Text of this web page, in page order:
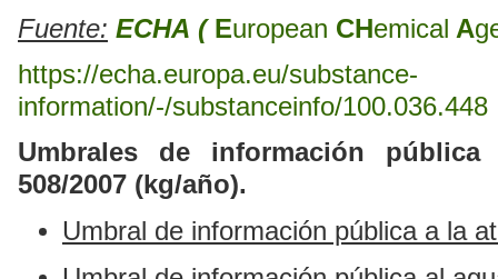
Fuente: ECHA (European CHemical A
https://echa.europa.eu/substance-
information/-/substanceinfo/100.036.448
Umbrales de información
508/2007 (kg/año).
Umbral de información pública a la